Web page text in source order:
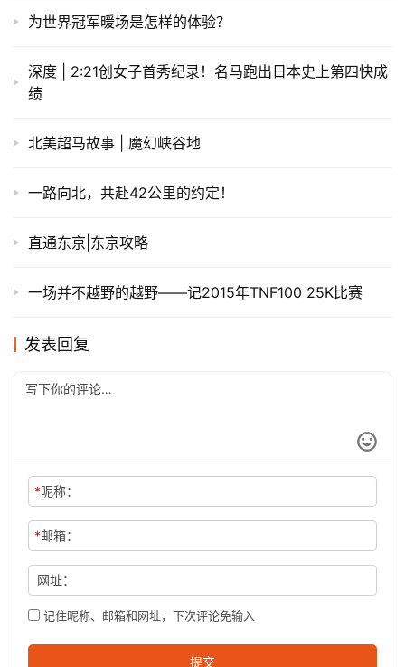
为世界冠军暖场是怎样的体验？
深度 | 2:21创女子首秀纪录！名马跑出日本史上第四快成
绩
北美超马故事 | 魔幻峡谷地
一路向北，共赴42公里的约定！
直通东京|东京攻略
一场并不越野的越野——记2015年TNF100 25K比赛
发表回复
*昵称：
*邮箱：
网址：
记住昵称、邮箱和网址，下次评论免输入
提交